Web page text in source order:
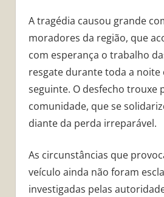
A tragédia causou grande
moradores da região, que
com esperança o trabalho
resgate durante toda a noite
seguinte. O desfecho trouxe
comunidade, que se
diante da perda irreparável.
As circunstâncias que
veículo ainda não foram
investigadas pelas